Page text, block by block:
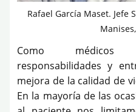
Rafael García Maset. Jefe
Como médicos
responsabilidades y
mejora de la calidad de
En la mayoría de las